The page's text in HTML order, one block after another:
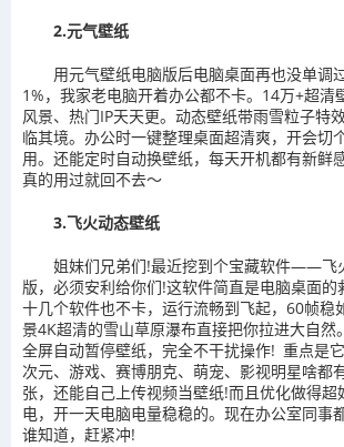
2.元气壁纸
用元气壁纸电脑版后电脑桌面再也没单调
1%，我家老电脑开着办公都不卡。14万+超清
风景、热门IP天天更。动态壁纸带雨雪粒子特
临其境。办公时一键整理桌面超清爽，开会切
用。还能定时自动换壁纸，每天开机都有新鲜
真的用过就回不去～
3.飞火动态壁纸
姐妹们兄弟们!最近挖到个宝藏软件——飞
版，必须安利给你们!这软件简直是电脑桌面的
十几个软件也不卡，运行流畅到飞起，60帧稳
景4K超清的雪山草原瀑布直接把你拉进大自然
全屏自动暂停壁纸，完全不干扰操作! 重点是
次元、游戏、赛博朋克、萌宠、影视明星啥都
张，还能自己上传视频当壁纸!而且优化做得超
电，开一天电脑电量稳稳的。现在办公室同事
谁知道，赶紧冲!